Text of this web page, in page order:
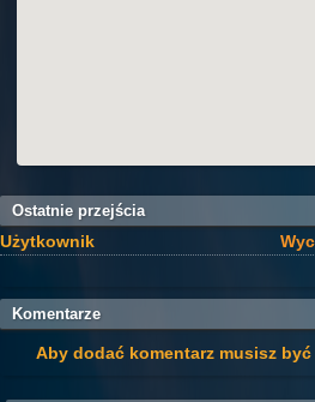
Ostatnie przejścia
Użytkownik
Komentarze
Aby dodać komentarz musisz